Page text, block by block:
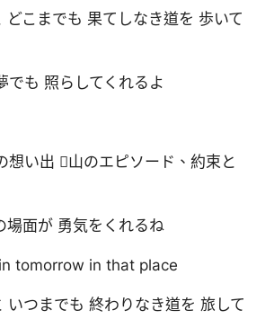
どこまでも 果てしなき道を 歩いて
でも 照らしてくれるよ
想い出 山のエピソード、約束と
場面が 勇気をくれるね
tomorrow in that place
いつまでも 終わりなき道を 旅して